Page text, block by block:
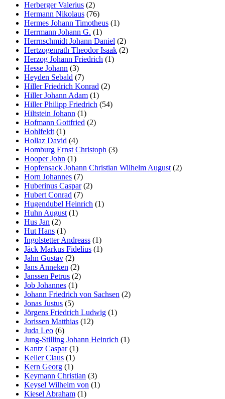
Herberger Valerius (2)
Hermann Nikolaus (76)
Hermes Johann Timotheus (1)
Herrmann Johann G. (1)
Herrnschmidt Johann Daniel (2)
Hertzogenrath Theodor Isaak (2)
Herzog Johann Friedrich (1)
Hesse Johann (3)
Heyden Sebald (7)
Hiller Friedrich Konrad (2)
Hiller Johann Adam (1)
Hiller Philipp Friedrich (54)
Hiltstein Johann (1)
Hofmann Gottfried (2)
Hohlfeldt (1)
Hollaz David (4)
Homburg Ernst Christoph (3)
Hooper John (1)
Hopfensack Johann Christian Wilhelm August (2)
Horn Johannes (7)
Huberinus Caspar(2)
Hubert Conrad (7)
Hugendubel Heinrich (1)
Huhn August (1)
Hus Jan (2)
Hut Hans (1)
Ingolstetter Andreass (1)
Jäck Markus Fidelius (1)
Jahn Gustav (2)
Jans Anneken (2)
Janssen Petrus (2)
Job Johannes (1)
Johann Friedrich von Sachsen (2)
Jonas Justus (5)
Jörgens Friedrich Ludwig (1)
Jorissen Matthias (12)
Juda Leo (6)
Jung-Stilling Johann Heinrich (1)
Kantz Caspar(1)
Keller Claus (1)
Kern Georg (1)
Keymann Christian (3)
Keysel Wilhelm von (1)
Kiesel Abraham (1)